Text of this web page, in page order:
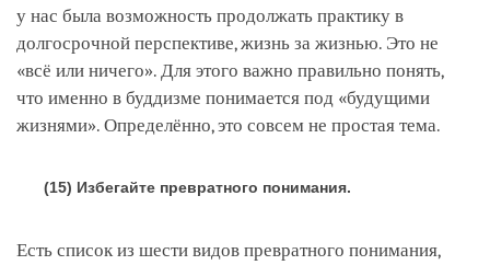
у нас была возможность продолжать практику в
долгосрочной перспективе, жизнь за жизнью. Это не
«всё или ничего». Для этого важно правильно понять,
что именно в буддизме понимается под «будущими
жизнями». Определённо, это совсем не простая тема.
(15) Избегайте превратного понимания.
Есть список из шести видов превратного понимания,